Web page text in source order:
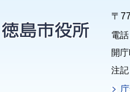
〒
電
開
注